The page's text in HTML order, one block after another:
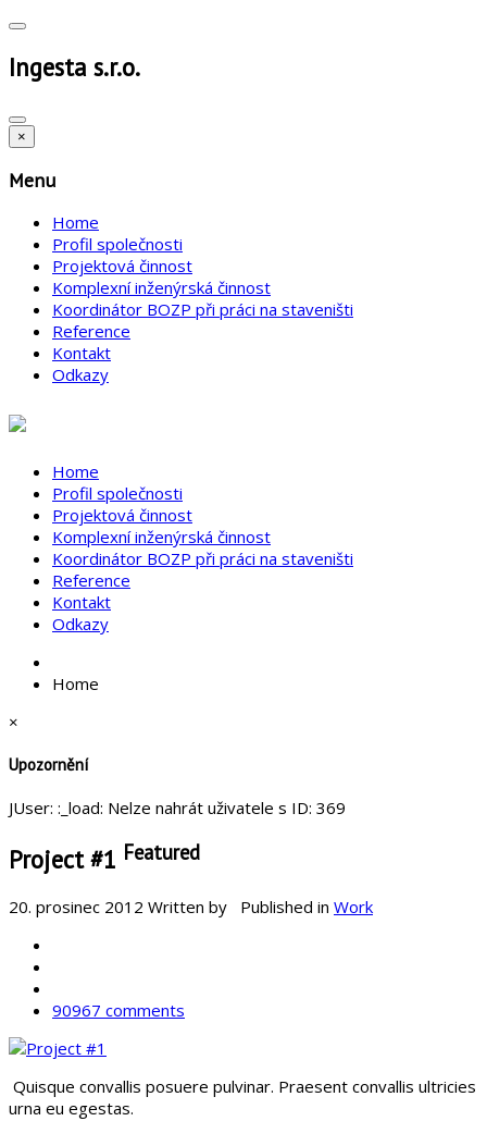
Ingesta s.r.o.
×
Menu
Home
Profil společnosti
Projektová činnost
Komplexní inženýrská činnost
Koordinátor BOZP při práci na staveništi
Reference
Kontakt
Odkazy
Home
Profil společnosti
Projektová činnost
Komplexní inženýrská činnost
Koordinátor BOZP při práci na staveništi
Reference
Kontakt
Odkazy
Home
×
Upozornění
JUser: :_load: Nelze nahrát uživatele s ID: 369
Project #1 Featured
20. prosinec 2012 Written by Published in Work
90967 comments
Quisque convallis posuere pulvinar. Praesent convallis ultricies
urna eu egestas.